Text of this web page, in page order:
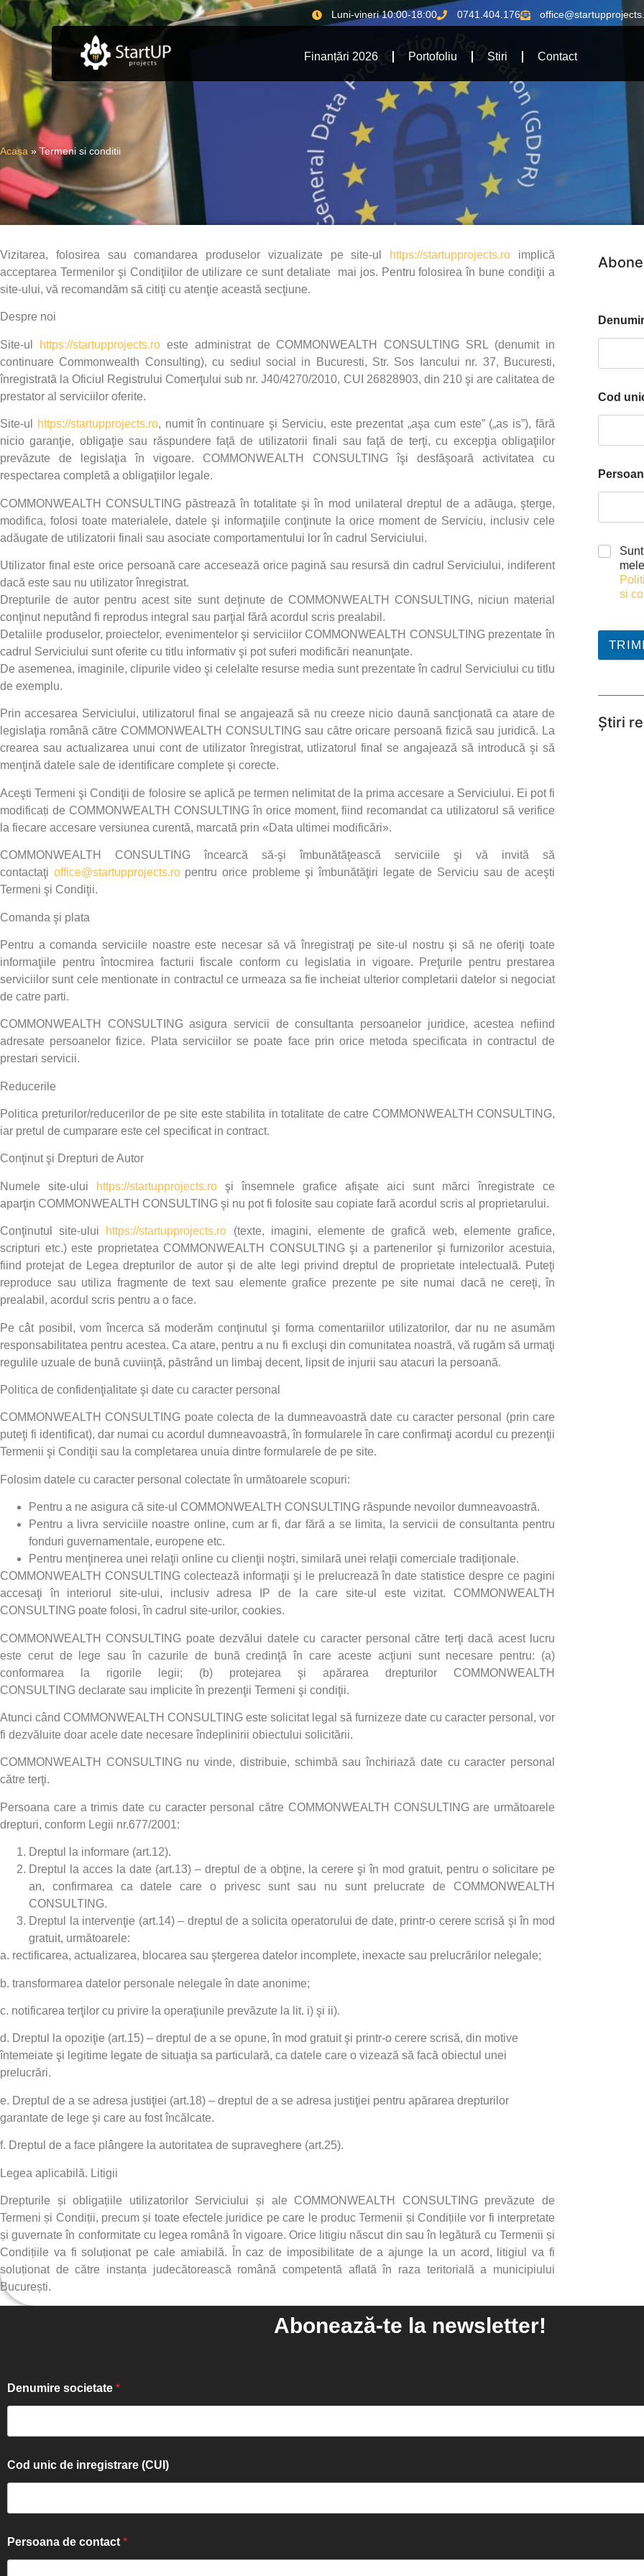
Luni-vineri 10:00-18:00 0741.404.176
Finanțări 2026 Portofoliu Stiri Contact
Acasa »Termeni si conditii
Vizitarea, folosirea sau comandarea produselor vizualizate pe site-ul https://startupprojects.ro implică
acceptarea Termenilor şi Condiţiilor de utilizare ce sunt detaliate mai jos. Pentru folosirea în bune condiţii a
site-ului, vă recomandăm să citiţi cu atenţie această secţiune.
Despre noi
Site-ul https://startupprojects.roeste administrat de COMMONWEALTH CONSULTING SRL (denumit in
continuare Commonwealth Consulting), cu sediul social in Bucuresti, Str. Sos Iancului nr. 37, Bucuresti,
înregistrată la Oficiul Registrului Comerţului sub nr. J40/4270/2010, CUI 26828903, din 210şi are calitatea de
prestator al serviciilor oferite.
Site-ul https://startupprojects.ro, numit în continuare şi Serviciu, este prezentat „aşa cum este” („as is”), fără
nicio garanţie, obligaţie sau răspundere faţă de utilizatorii finali sau faţă de terţi, cu excepţia obligaţiilor
prevăzute de legislaţia în vigoare. COMMONWEALTH CONSULTING îşi desfăşoară activitatea cu
respectarea completă a obligaţiilor legale.
COMMONWEALTH CONSULTING păstrează în totalitate şi în mod unilateral dreptul de a adăuga, şterge,
modifica, folosi toate materialele, datele şi informaţiile conţinute la orice moment de Serviciu, inclusiv cele
adăugate de utilizatorii finali sau asociate comportamentului lor în cadrul Serviciului.
Utilizator final este orice persoană care accesează orice pagină sau resursă din cadrul Serviciului, indiferent
dacă este sau nu utilizator înregistrat.
Drepturile de autor pentru acest site sunt deţinute de COMMONWEALTH CONSULTING, niciun material
conţinut neputând fi reprodus integral sau parţial fără acordul scris prealabil.
Detaliile produselor, proiectelor, evenimentelor şi serviciilor COMMONWEALTH CONSULTING prezentate în
cadrul Serviciului sunt oferite cu titlu informativ şi pot suferi modificări neanunţate.
De asemenea, imaginile, clipurile video şi celelalte resurse media sunt prezentate în cadrul Serviciului cu titlu
de exemplu.
Prin accesarea Serviciului, utilizatorul final se angajează să nu creeze nicio daună sancţionată ca atare de
legislaţia română către COMMONWEALTH CONSULTING sau către oricare persoană fizică sau juridică. La
crearea sau actualizarea unui cont de utilizator înregistrat, utlizatorul final se angajează să introducă şi să
menţină datele sale de identificare complete şi corecte.
Aceşti Termeni şi Condiţii de folosire se aplică pe termen nelimitat de la prima accesare a Serviciului. Ei pot fi
modificați de COMMONWEALTH CONSULTING în orice moment, fiind recomandat ca utilizatorul să verifice
la fiecare accesare versiunea curentă, marcată prin «Data ultimei modificări».
COMMONWEALTH CONSULTING încearcă să-şi îmbunătăţească serviciile şi vă invită să
contactaţi office@startupprojects.ropentru orice probleme şi îmbunătăţiri legate de Serviciu sau de aceşti
Termeni şi Condiţii.
Comanda şi plata
Pentru a comanda serviciile noastre este necesar să vă înregistraţi pe site-ul nostru şi să ne oferiţi toate
informaţiile pentru întocmirea facturii fiscale conform cu legislatia in vigoare. Preţurile pentru prestarea
serviciilor sunt cele mentionate in contractul ce urmeaza sa fie incheiat ulterior completarii datelor si negociat
de catre parti.
COMMONWEALTH CONSULTINGasigura servicii de consultanta persoanelor juridice, acestea nefiind
adresate persoanelor fizice. Plata serviciilor se poate face prin orice metoda specificata in contractul de
prestari servicii.
Reducerile
Politica preturilor/reducerilor de pe site este stabilita in totalitate de catre COMMONWEALTH CONSULTING,
iar pretul de cumparare este cel specificat in contract.
Conţinut şi Drepturi de Autor
Numele site-ului https://startupprojects.ro şi însemnele grafice afişate aici sunt mărci înregistrate ce
aparţin COMMONWEALTH CONSULTING şi nu pot fi folosite sau copiate fară acordul scris al proprietarului.
Conţinutul site-ului https://startupprojects.ro (texte, imagini, elemente de grafică web, elemente grafice,
scripturi etc.) este proprietatea COMMONWEALTH CONSULTINGşi a partenerilor şi furnizorilor acestuia,
fiind protejat de Legea drepturilor de autor şi de alte legi privind dreptul de proprietate intelectuală. Puteţi
reproduce sau utiliza fragmente de text sau elemente grafice prezente pe site numai dacă ne cereţi, în
prealabil, acordul scris pentru a o face.
Pe cât posibil, vom încerca să moderăm conţinutul şi forma comentariilor utilizatorilor, dar nu ne asumăm
responsabilitatea pentru acestea. Ca atare, pentru a nu fi excluşi din comunitatea noastră, vă rugăm să urmaţi
regulile uzuale de bună cuviinţă, păstrând un limbaj decent, lipsit de injurii sau atacuri la persoană.
Politica de confidenţialitate şi date cu caracter personal
COMMONWEALTH CONSULTING poate colecta de la dumneavoastră date cu caracter personal (prin care
puteţi fi identificat), dar numai cu acordul dumneavoastră, în formularele în care confirmaţi acordul cu prezenţii
Termenii şi Condiţii sau la completarea unuia dintre formularele de pe site.
Folosim datele cu caracter personal colectate în următoarele scopuri:
Pentru a ne asigura că site-ul COMMONWEALTH CONSULTING răspunde nevoilor dumneavoastră.
Pentru a livra serviciile noastre online, cum ar fi, dar fără a se limita, la servicii de consultanta pentru
fonduri guvernamentale, europene etc.
Pentru menţinerea unei relaţii online cu clienţii noştri, similară unei relaţii comerciale tradiţionale.
COMMONWEALTH CONSULTING colectează informaţii şi le prelucrează în date statistice despre ce pagini
accesaţi în interiorul site-ului, inclusiv adresa IP de la care site-ul este vizitat. COMMONWEALTH
CONSULTING poate folosi, în cadrul site-urilor, cookies.
COMMONWEALTH CONSULTING poate dezvălui datele cu caracter personal către terţi dacă acest lucru
este cerut de lege sau în cazurile de bună credinţă în care aceste acţiuni sunt necesare pentru: (a)
conformarea la rigorile legii; (b) protejarea şi apărarea drepturilor COMMONWEALTH
CONSULTING declarate sau implicite în prezenţii Termeni şi condiţii.
Atunci când COMMONWEALTH CONSULTING este solicitat legal să furnizeze date cu caracter personal, vor
fi dezvăluite doar acele date necesare îndeplinirii obiectului solicitării.
COMMONWEALTH CONSULTING nu vinde, distribuie, schimbă sau închiriază date cu caracter personal
către terţi.
Persoana care a trimis date cu caracter personal către COMMONWEALTH CONSULTINGare următoarele
drepturi, conform Legii nr.677/2001:
Dreptul la informare (art.12).
Dreptul la acces la date (art.13) – dreptul de a obţine, la cerere şi în mod gratuit, pentru o solicitare pe
an, confirmarea ca datele care o privesc sunt sau nu sunt prelucrate de COMMONWEALTH
CONSULTING.
Dreptul la intervenţie (art.14) – dreptul de a solicita operatorului de date, printr-o cerere scrisă şi în mod
gratuit, următoarele:
a. rectificarea, actualizarea, blocarea sau ştergerea datelor incomplete, inexacte sau prelucrărilor nelegale;
b. transformarea datelor personale nelegale în date anonime;
c. notificarea terţilor cu privire la operaţiunile prevăzute la lit. i) şi ii).
d. Dreptul la opoziţie (art.15) – dreptul de a se opune, în mod gratuit şi printr-o cerere scrisă, din motive
întemeiate şi legitime legate de situaţia sa particulară, ca datele care o vizează să facă obiectul unei
prelucrări.
e. Dreptul de a se adresa justiţiei (art.18) – dreptul de a se adresa justiţiei pentru apărarea drepturilor
garantate de lege şi care au fost încălcate.
f. Dreptul de a face plângere la autoritatea de supraveghere (art.25).
Legea aplicabilă. Litigii
Drepturile și obligațiile utilizatorilor Serviciului și ale COMMONWEALTH CONSULTING prevăzute de
Termeni și Condiții, precum și toate efectele juridice pe care le produc Termenii și Condițiile vor fi interpretate
și guvernate în conformitate cu legea română în vigoare. Orice litigiu născut din sau în legătură cu Termenii și
Condițiile va fi soluționat pe cale amiabilă. În caz de imposibilitate de a ajunge la un acord, litigiul va fi
soluționat de către instanța judecătorească română competentă aflată în raza teritorială a municipiului
București.
Cod
si
Știri
Abonează-te la newsletter!
Denumire societate *
Cod unic de inregistrare (CUI)
Persoana de contact *